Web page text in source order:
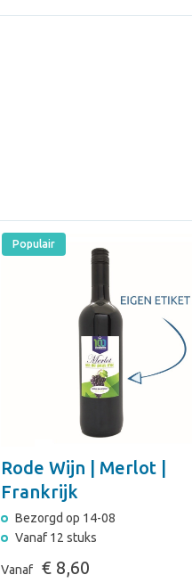
Populair
Rode Wijn | Merlot |
Frankrijk
Bezorgd op 14-08
Vanaf 12 stuks
Vanaf € 8,60